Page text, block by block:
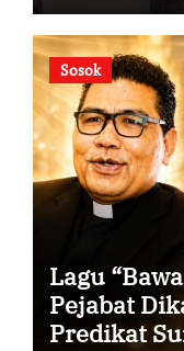
Sosok
Lagu
Pejabat
Predikat